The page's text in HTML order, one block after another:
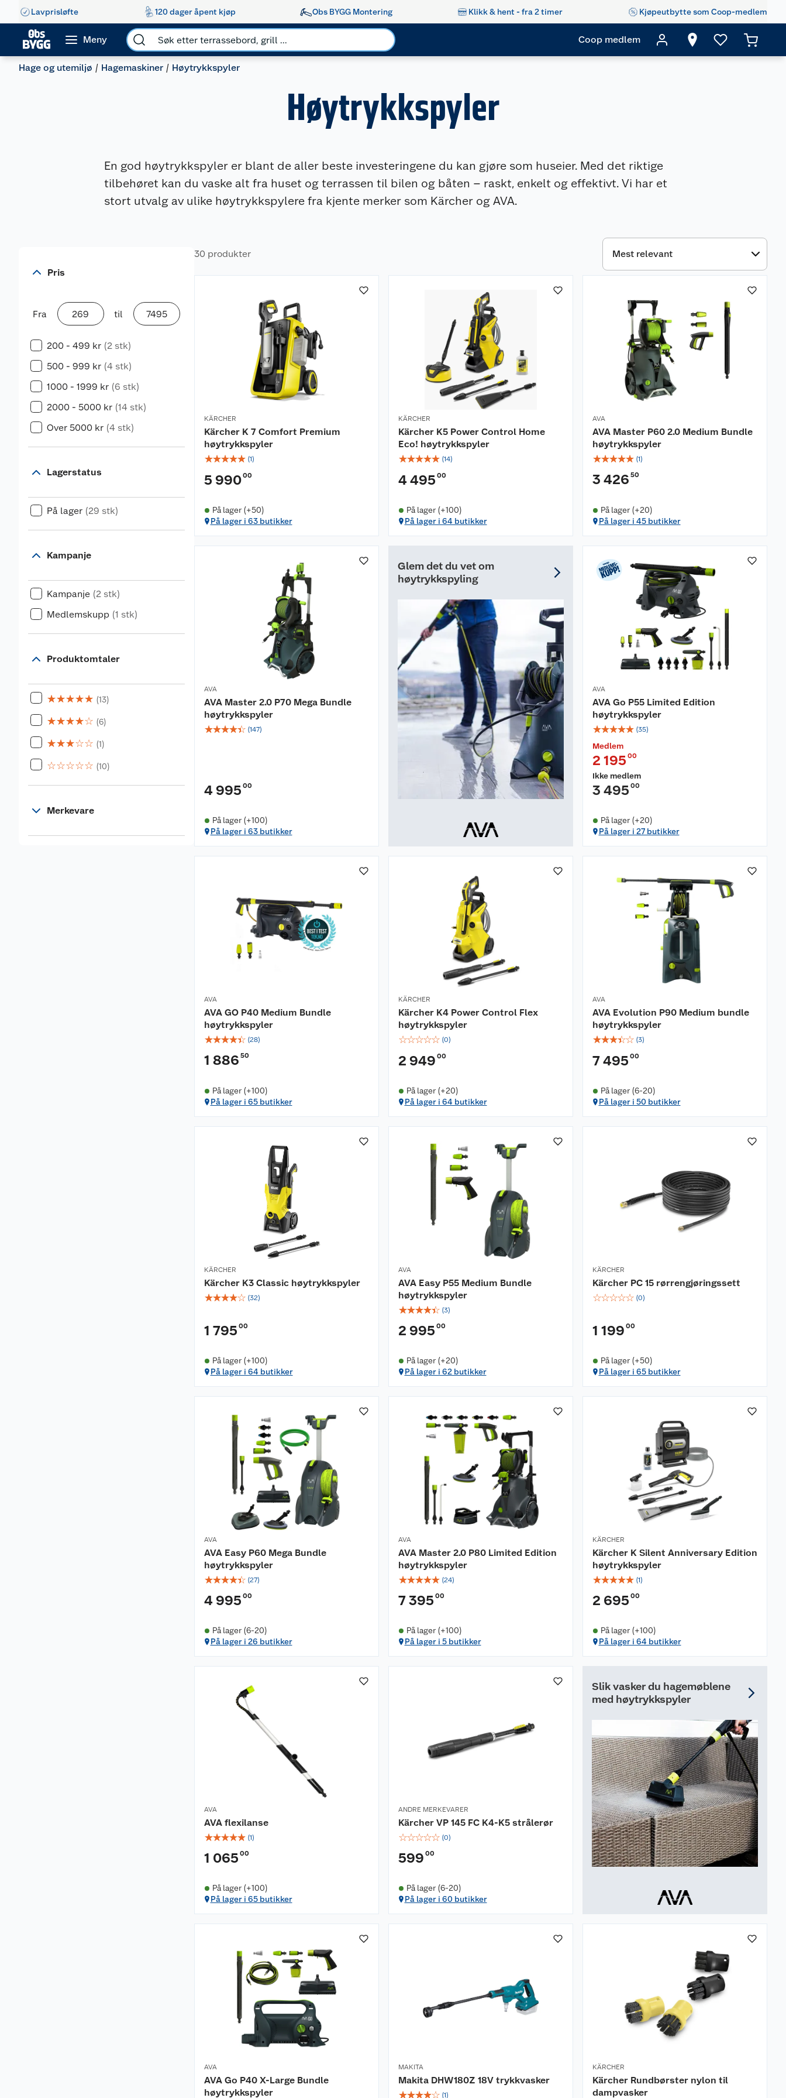
Lavprisløfte 120 dager åpent kjøp Obs BYGG Montering Klikk & hent - fra 2 timer Kjøpeutbytte som Coop-medlem
Meny Coop medlem
Hage og utemiljø Hagemaskiner Høytrykkspyler
Høytrykkspyler
En god høytrykkspyler er blant de aller beste investeringene du kan gjøre som huseier. Med det riktige
tilbehøret kan du vaske alt fra huset og terrassen til bilen og båten – raskt, enkelt og effektivt. Vi har et
stort utvalg av ulike høytrykkspylere fra kjente merker som Kärcher og AVA.
Pris
Fra til
200 - 499 kr (2 stk)
500 - 999 kr (4 stk)
1000 - 1999 kr (6 stk)
2000 - 5000 kr (14 stk)
Over 5000 kr (4 stk)
Lagerstatus
På lager (29 stk)
Kampanje
Kampanje (2 stk)
Medlemskupp (1 stk)
Produktomtaler
☆☆☆☆☆ (13)
☆☆☆☆☆ (6)
☆☆☆☆☆ (1)
☆☆☆☆☆ (10)
Merkevare
30 produkter
KÄRCHER
Kärcher K 7 Comfort Premium
høytrykkspyler
☆☆☆☆☆ (1)
5 99000
På lager (+50)
På lager i 63 butikker
KÄRCHER
Kärcher K5 Power Control Home
Eco! høytrykkspyler
☆☆☆☆☆ (14)
4 495 00
På lager (+100)
På lager i 64 butikker
AVA
AVA Master P60 2.0 Medium Bundle
høytrykkspyler
☆☆☆☆☆ (1)
3 426 50
På lager (+20)
På lager i 45 butikker
AVA
AVA Master 2.0 P70 Mega Bundle
høytrykkspyler
☆☆☆☆☆ (147)
4 995 00
På lager (+100)
På lager i 63 butikker
Glem det du vet om
høytrykkspyling
AVA
AVA Go P55 Limited Edition
høytrykkspyler
☆☆☆☆☆ (35)
Medlem
2 195 00
Ikke medlem
3 495 00
På lager (+20)
På lager i 27 butikker
AVA
AVA GO P40 Medium Bundle
høytrykkspyler
☆☆☆☆☆ (28)
1 886 50
På lager (+100)
På lager i 65 butikker
KÄRCHER
Kärcher K4 Power Control Flex
høytrykkspyler
☆☆☆☆☆ (0)
2 949 00
På lager (+20)
På lager i 64 butikker
AVA
AVA Evolution P90 Medium bundle
høytrykkspyler
☆☆☆☆☆ (3)
7 495 00
På lager (6-20)
På lager i 50 butikker
KÄRCHER
Kärcher K3 Classic høytrykkspyler
☆☆☆☆☆ (32)
1 795 00
På lager (+100)
På lager i 64 butikker
AVA
AVA Easy P55 Medium Bundle
høytrykkspyler
☆☆☆☆☆ (3)
2 995 00
På lager (+20)
På lager i 62 butikker
KÄRCHER
Kärcher PC 15 rørrengjøringssett
☆☆☆☆☆ (0)
1 199 00
På lager (+50)
På lager i 65 butikker
AVA
AVA Easy P60 Mega Bundle
høytrykkspyler
☆☆☆☆☆ (27)
4 995 00
På lager (6-20)
På lager i 26 butikker
AVA
AVA Master 2.0 P80 Limited Edition
høytrykkspyler
☆☆☆☆☆ (24)
7 395 00
På lager (+100)
På lager i 5 butikker
KÄRCHER
Kärcher K Silent Anniversary Edition
høytrykkspyler
☆☆☆☆☆ (1)
2 695 00
På lager (+100)
På lager i 64 butikker
AVA
AVA flexilanse
☆☆☆☆☆ (1)
1 065 00
På lager (+100)
På lager i 65 butikker
ANDRE MERKEVARER
Kärcher VP 145 FC K4-K5 strålerør
☆☆☆☆☆ (0)
599 00
På lager (6-20)
På lager i 60 butikker
Slik vasker du hagemøblene
med høytrykkspyler
AVA
AVA Go P40 X-Large Bundle
høytrykkspyler
MAKITA
Makita DHW180Z 18V trykkvasker
☆☆☆☆☆ (1)
KÄRCHER
Kärcher Rundbørster nylon til
dampvasker